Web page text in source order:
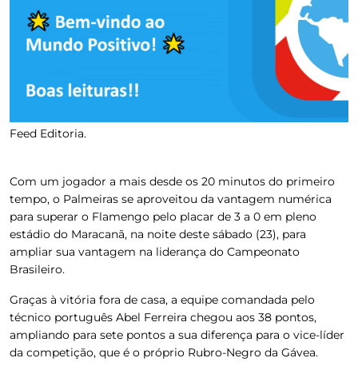
Feed Editoria.
Com um jogador a mais desde os 20 minutos do primeiro
tempo, o Palmeiras se aproveitou da vantagem numérica
para superar o Flamengo pelo placar de 3 a 0 em pleno
estádio do Maracanã, na noite deste sábado (23), para
ampliar sua vantagem na liderança do Campeonato
Brasileiro.
Graças à vitória fora de casa, a equipe comandada pelo
técnico português Abel Ferreira chegou aos 38 pontos,
ampliando para sete pontos a sua diferença para o vice-líder
da competição, que é o próprio Rubro-Negro da Gávea.